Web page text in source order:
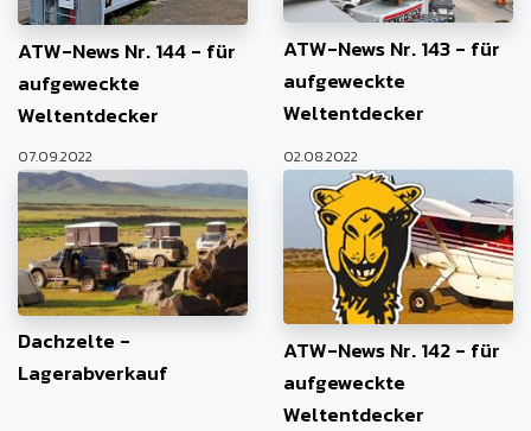
ATW-News Nr. 144 - für
aufgeweckte
Weltentdecker
ATW-News Nr. 143 - für
aufgeweckte
Weltentdecker
07.09.2022
Dachzelte -
Lagerabverkauf
02.08.2022
ATW-News Nr. 142 - für
aufgeweckte
Weltentdecker